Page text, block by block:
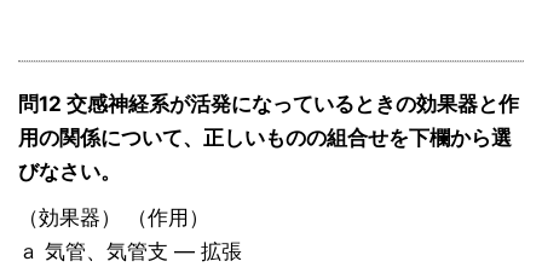
問12 交感神経系が活発になっているときの効果器と作
用の関係について、正しいものの組合せを下欄から選
びなさい。
（効果器） （作用）
ａ 気管、気管支 ― 拡張